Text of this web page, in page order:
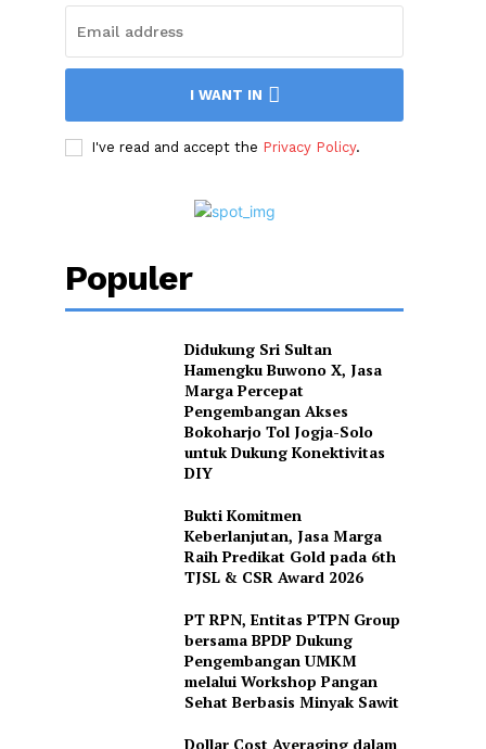
I WANT IN
I've read and accept the Privacy Policy.
Populer
Didukung Sri Sultan
Hamengku Buwono X, Jasa
Marga Percepat
Pengembangan Akses
Bokoharjo Tol Jogja-Solo
untuk Dukung Konektivitas
DIY
Bukti Komitmen
Keberlanjutan, Jasa Marga
Raih Predikat Gold pada 6th
TJSL & CSR Award 2026
PT RPN, Entitas PTPN Group
bersama BPDP Dukung
Pengembangan UMKM
melalui Workshop Pangan
Sehat Berbasis Minyak Sawit
Dollar Cost Averaging dalam